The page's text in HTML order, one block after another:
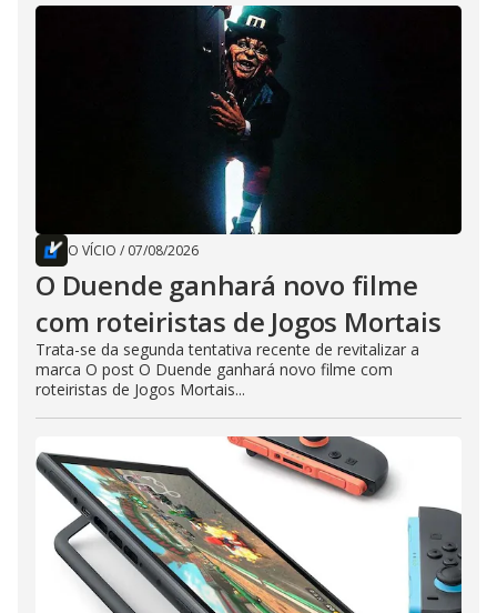
O VÍCIO / 07/08/2026
O Duende ganhará novo filme
com roteiristas de Jogos Mortais
Trata-se da segunda tentativa recente de revitalizar a
marca O post O Duende ganhará novo filme com
roteiristas de Jogos Mortais...